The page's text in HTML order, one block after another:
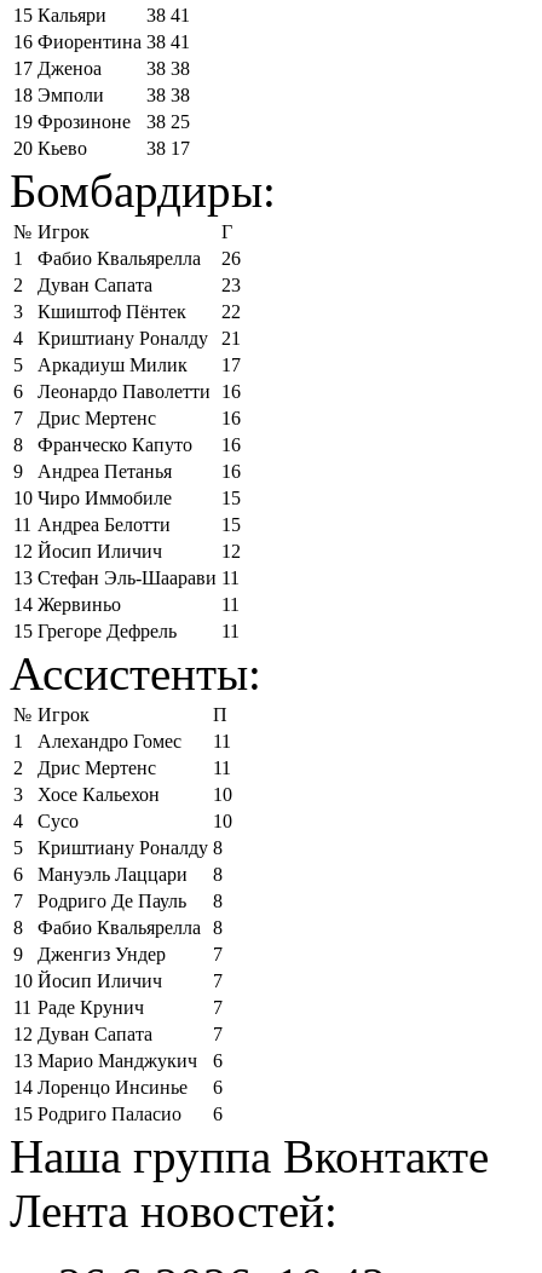
15 Кальяри 38 41
16 Фиорентина 38 41
17 Дженоа 38 38
18 Эмполи 38 38
19 Фрозиноне 38 25
20 Кьево 38 17
Бомбардиры:
№ Игрок
Г
1
Фабио Квальярелла
26
2
Дуван Сапата
23
3
Кшиштоф Пёнтек
22
4
Криштиану Роналду
21
5
Аркадиуш Милик
17
6
Леонардо Паволетти
16
7
Дрис Мертенс
16
8
Франческо Капуто
16
9
Андреа Петанья
16
10 Чиро Иммобиле
15
11 Андреа Белотти
15
12 Йосип Иличич
12
13 Стефан Эль-Шаарави 11
14 Жервиньо
11
15 Грегоре Дефрель 11
Ассистенты:
№ Игрок
П
1
Алехандро Гомес
11
2
Дрис Мертенс
11
3
Хосе Кальехон
10
4
Сусо
10
5
Криштиану Роналду 8
6
Мануэль Лаццари
8
7
Родриго Де Пауль
8
8
Фабио Квальярелла
8
9
Дженгиз Ундер
7
10 Йосип Иличич
7
11 Раде Крунич
7
12 Дуван Сапата
7
13 Марио Манджукич
6
14 Лоренцо Инсинье
6
15 Родриго Паласио 6
Наша группа Вконтакте
Лента новостей: